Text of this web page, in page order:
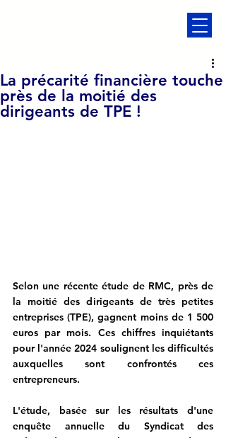
La précarité financière touche
près de la moitié des
dirigeants de TPE !
Selon une récente étude de RMC, près de
la moitié des dirigeants de très petites
entreprises (TPE), gagnent moins de 1 500
euros par mois. Ces chiffres inquiétants
pour l'année 2024 soulignent les difficultés
auxquelles sont confrontés ces
entrepreneurs.
L'étude, basée sur les résultats d'une
enquête annuelle du Syndicat des